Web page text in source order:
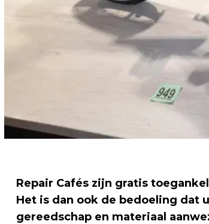
Repair Cafés zijn gratis
Het is dan ook de bedoeling dat
gereedschap en materiaal